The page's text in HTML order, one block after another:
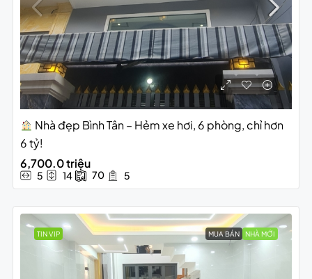
Nhà đẹp Bình Tân – Hẻm xe hơi, 6 phòng, chỉ hơn
6 tỷ!
6,700.0 triệu
5 14 70 5
TIN VIP MUA BÁN NHÀ MỚI